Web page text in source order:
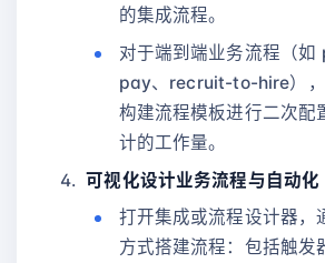
的集成流程。
对于端到端业务流程（
pay、recruit-to-hire）
构建流程模板进行二次配
计的工作量。
可视化设计业务流程与自动化
打开集成或流程设计器，
方式搭建流程：包括触发